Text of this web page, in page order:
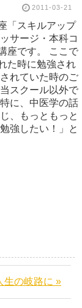
2011-03-21
「スキルアップ
サージ・本科コ
座です。 ここで
た時に勉強され
れていた時のご
スクール以外で
に、中医学の話
、もっともっと
強したい！」と
生の岐路に »